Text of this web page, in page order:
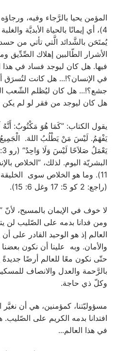
4)، أي إيمانًا بالحياة الأبديَّة
يُمتَحَن بالشَّدائد الَّتي تأتي من حسد
الأشرار الطّالبين إهلاك الصِّدِّيق
فيها. هل كان ليوجد فساد في هذا
في الإنسان؟!... هل كانت لتُسرَق
جشع؟!... هل كان ليُظلم الشّعب
هل كان ليوجد من فقر لو لم يكن
يقول الكتاب: ”كَمَا هُوَ مَكْتُوبٌ:
يَفْهَمُ. لَيْسَ مَنْ يَطْلُبُ اللهَ.
11). وما هو الخلاص سوى
(راجع: 2 كو 5: 17 وغل 6: 15).
ومن فدانا بدمه على الصّليب لن
العالم إذ هو الوحيد القادر على
والأمان. وبه علينا أن نكون
حتّى نكون معًا للعالم أرضًا
بالرَّحمة والعدل والانصاف
وكلّ ذي حاجة.
مسؤوليّتنا، كمؤمنين، هي أن
افتدانا بدمه الكريم على الصّليب.
في هذا العالم...